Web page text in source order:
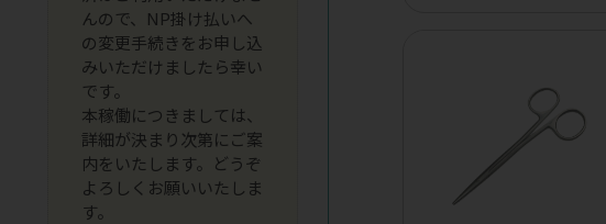
んので、NP掛け払いへ
の変更手続きをお申し込
みいただけましたら幸い
です。
本稼働につきましては、
詳細が決まり次第にご案
内をいたします。どうぞ
よろしくお願いいたしま
す。